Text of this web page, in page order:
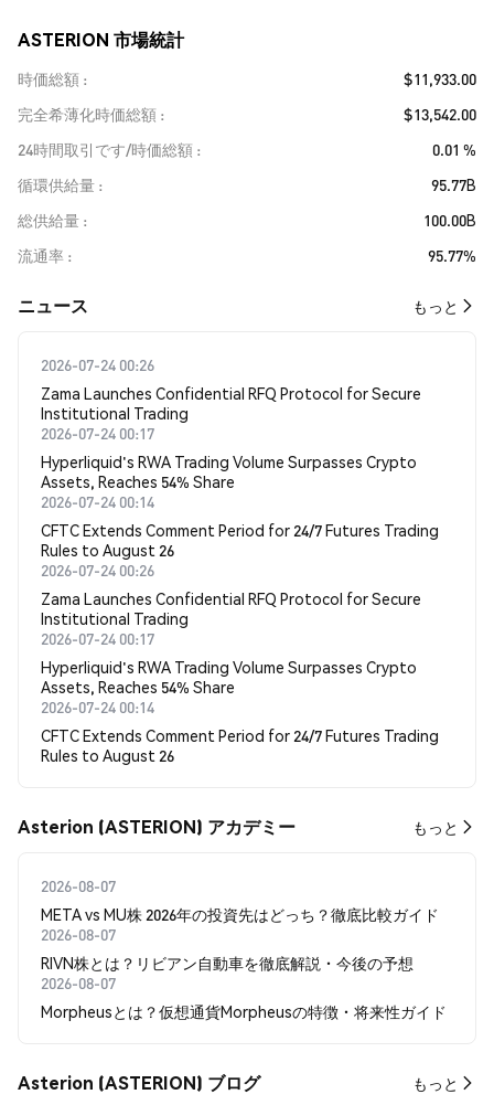
ASTERION 市場統計
時価総額
$11,933.00
完全希薄化時価総額
$13,542.00
24時間取引です/時価総額
0.01 %
循環供給量
95.77B
総供給量
100.00B
流通率
95.77%
​​ニュース​​ もっと
2026-07-24 00:26
Zama Launches Confidential RFQ Protocol for Secure
Institutional Trading
2026-07-24 00:17
Hyperliquid's RWA Trading Volume Surpasses Crypto
Assets, Reaches 54% Share
2026-07-24 00:14
CFTC Extends Comment Period for 24/7 Futures Trading
Rules to August 26
2026-07-24 00:26
Zama Launches Confidential RFQ Protocol for Secure
Institutional Trading
2026-07-24 00:17
Hyperliquid's RWA Trading Volume Surpasses Crypto
Assets, Reaches 54% Share
2026-07-24 00:14
CFTC Extends Comment Period for 24/7 Futures Trading
Rules to August 26
Asterion (ASTERION) アカデミー もっと
2026-08-07
META vs MU株 2026年の投資先はどっち？徹底比較ガイド
2026-08-07
RIVN株とは？リビアン自動車を徹底解説・今後の予想
2026-08-07
Morpheusとは？仮想通貨Morpheusの特徴・将来性ガイド
Asterion (ASTERION) ブログ もっと